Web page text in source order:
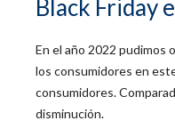
Black Friday
En el año 2022 pudimos
los consumidores en
consumidores.
disminución.